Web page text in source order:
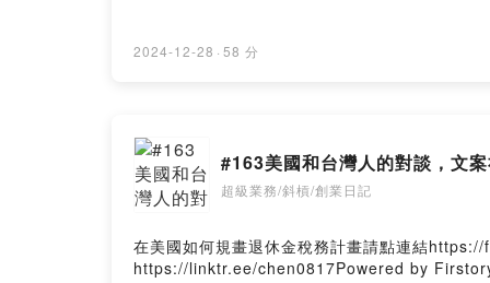
2024-12-28 · 58 分
#163美國和台灣人的對談，文
超級業務/斜槓/創業日記
在美國如何規畫退休金稅務計畫請點連結
https://linktr.ee/chen0817Powered by